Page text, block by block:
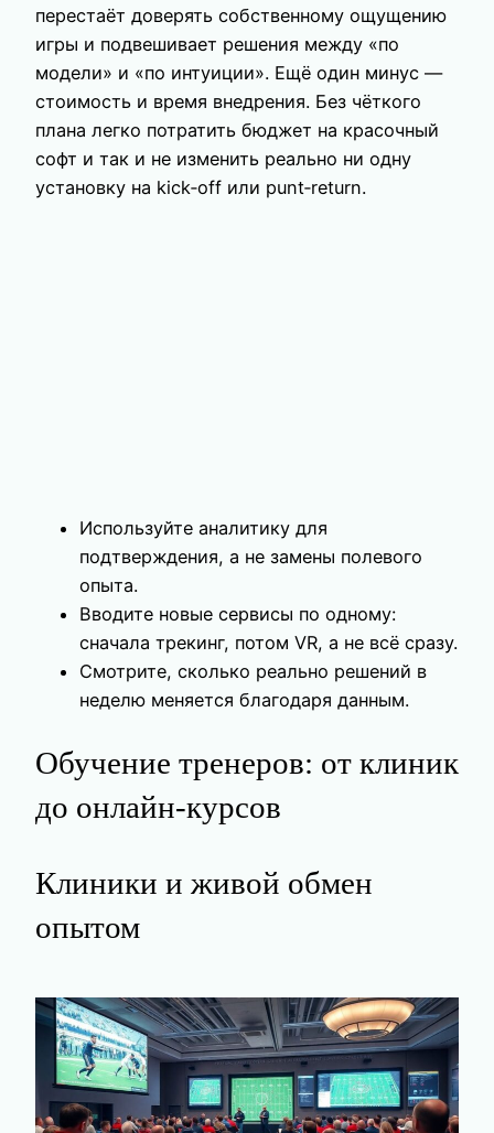
перестаёт доверять собственному ощущению
игры и подвешивает решения между «по
модели» и «по интуиции». Ещё один минус —
стоимость и время внедрения. Без чёткого
плана легко потратить бюджет на красочный
софт и так и не изменить реально ни одну
установку на kick‑off или punt‑return.
Используйте аналитику для
подтверждения, а не замены полевого
опыта.
Вводите новые сервисы по одному:
сначала трекинг, потом VR, а не всё сразу.
Смотрите, сколько реально решений в
неделю меняется благодаря данным.
Обучение тренеров: от клиник
до онлайн‑курсов
Клиники и живой обмен
опытом